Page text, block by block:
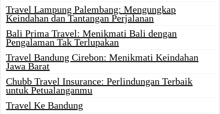
Travel Lampung Palembang: Mengungkap
Keindahan dan Tantangan Perjalanan
Bali Prima Travel: Menikmati Bali dengan
Pengalaman Tak Terlupakan
Travel Bandung Cirebon: Menikmati Keindahan
Jawa Barat
Chubb Travel Insurance: Perlindungan Terbaik
untuk Petualanganmu
Travel Ke Bandung